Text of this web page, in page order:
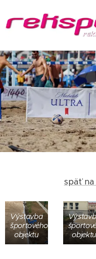
späť
Výstavba
športového
objektu